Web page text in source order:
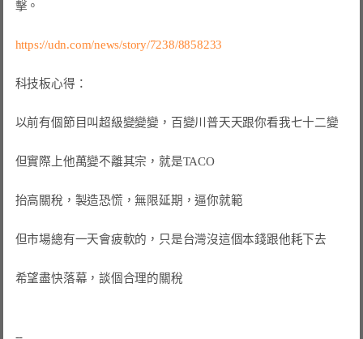
擊。
https://udn.com/news/story/7238/8858233
科技板心得：
以前有個節目叫超級變變變，百變川普天天跟你看我七十二變
但實際上他萬變不離其宗，就是TACO
抬高關稅，製造恐慌，無限延期，逼你就範
但市場總有一天會疲軟的，只是台灣沒這個本錢跟他耗下去
希望盡快落幕，談個合理的關稅